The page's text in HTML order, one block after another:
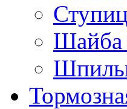
Шайба